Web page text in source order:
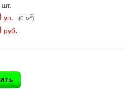
шт.
уп. (0 м2)
руб.